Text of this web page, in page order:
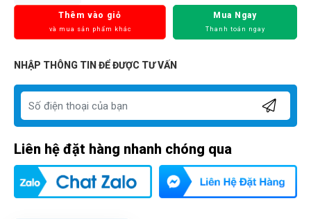
Thêm vào giỏ
và mua sản phẩm khác
Mua Ngay
Thanh toán ngay
NHẬP THÔNG TIN ĐỂ ĐƯỢC TƯ VẤN
Liên hệ đặt hàng nhanh chóng qua